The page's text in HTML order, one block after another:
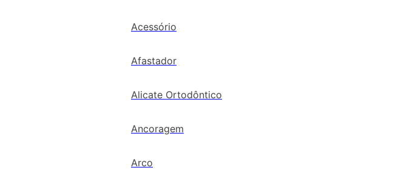
Acessório
Afastador
Alicate Ortodôntico
Ancoragem
Arco